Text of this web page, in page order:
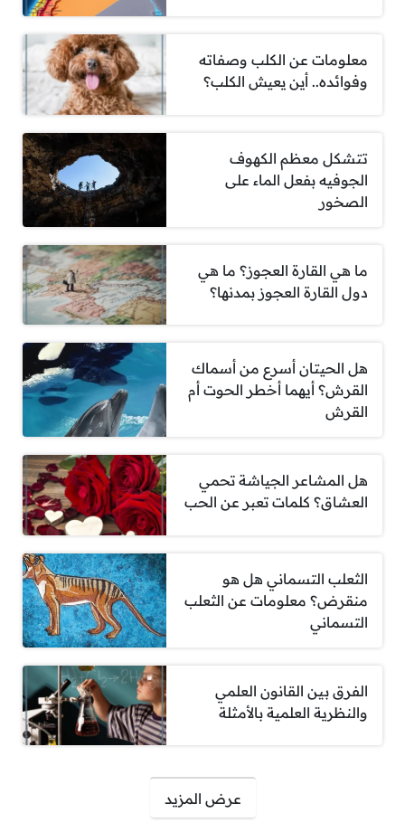
معلومات عن الكلب وصفاته
وفوائده.. أين يعيش الكلب؟
تتشكل معظم الكهوف
الجوفيه بفعل الماء على
الصخور
ما هي القارة العجوز؟ ما هي
دول القارة العجوز بمدنها؟
هل الحيتان أسرع من أسماك
القرش؟ أيهما أخطر الحوت أم
القرش
هل المشاعر الجياشة تحمي
العشاق؟ كلمات تعبر عن الحب
الثعلب التسماني هل هو
منقرض؟ معلومات عن الثعلب
التسماني
الفرق بين القانون العلمي
والنظرية العلمية بالأمثلة
عرض المزيد